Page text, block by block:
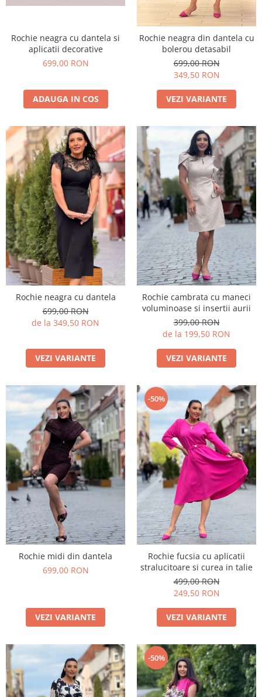
Rochie neagra cu dantela si
aplicatii decorative
699,00 RON
ADAUGA IN COS
Rochie neagra din dantela cu
bolerou detasabil
699,00 RON
349,50 RON
VEZI VARIANTE
Rochie neagra cu dantela
699,00 RON
de la 349,50 RON
VEZI VARIANTE
Rochie cambrata cu maneci
voluminoase si insertii aurii
399,00 RON
de la 199,50 RON
VEZI VARIANTE
Rochie midi din dantela
699,00 RON
VEZI VARIANTE
-50%
Rochie fucsia cu aplicatii
stralucitoare si curea in talie
499,00 RON
249,50 RON
VEZI VARIANTE
-50%